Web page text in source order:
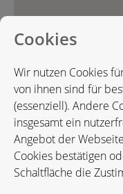
Cookies
Wir nutzen Cookies
von ihnen sind für
(essenziell). Andere
insgesamt ein
Angebot der
Cookies bestätigen
Schaltfläche die